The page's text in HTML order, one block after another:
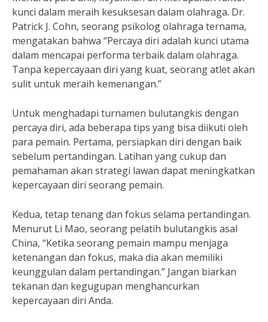
kunci dalam meraih kesuksesan dalam olahraga. Dr.
Patrick J. Cohn, seorang psikolog olahraga ternama,
mengatakan bahwa “Percaya diri adalah kunci utama
dalam mencapai performa terbaik dalam olahraga.
Tanpa kepercayaan diri yang kuat, seorang atlet akan
sulit untuk meraih kemenangan.”
Untuk menghadapi turnamen bulutangkis dengan
percaya diri, ada beberapa tips yang bisa diikuti oleh
para pemain. Pertama, persiapkan diri dengan baik
sebelum pertandingan. Latihan yang cukup dan
pemahaman akan strategi lawan dapat meningkatkan
kepercayaan diri seorang pemain.
Kedua, tetap tenang dan fokus selama pertandingan.
Menurut Li Mao, seorang pelatih bulutangkis asal
China, “Ketika seorang pemain mampu menjaga
ketenangan dan fokus, maka dia akan memiliki
keunggulan dalam pertandingan.” Jangan biarkan
tekanan dan kegugupan menghancurkan
kepercayaan diri Anda.